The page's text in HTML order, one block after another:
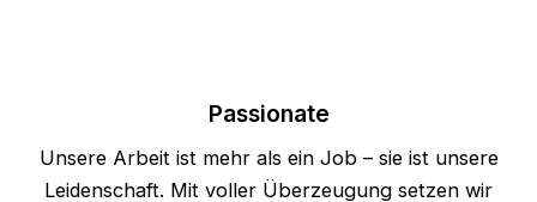
Passionate
Unsere Arbeit ist mehr als ein Job – sie ist unsere
Leidenschaft. Mit voller Überzeugung setzen wir